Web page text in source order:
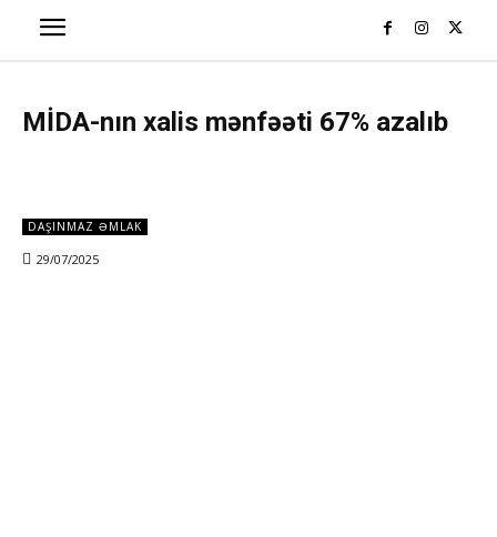
MİDA-nın xalis mənfəəti 67% azalıb
DAŞINMAZ ƏMLAK
29/07/2025